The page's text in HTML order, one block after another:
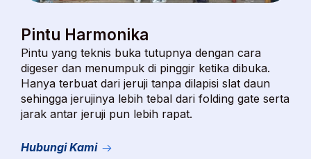
Pintu Harmonika
Pintu yang teknis buka tutupnya dengan cara
digeser dan menumpuk di pinggir ketika dibuka.
Hanya terbuat dari jeruji tanpa dilapisi slat daun
sehingga jerujinya lebih tebal dari folding gate serta
jarak antar jeruji pun lebih rapat.
Hubungi Kami